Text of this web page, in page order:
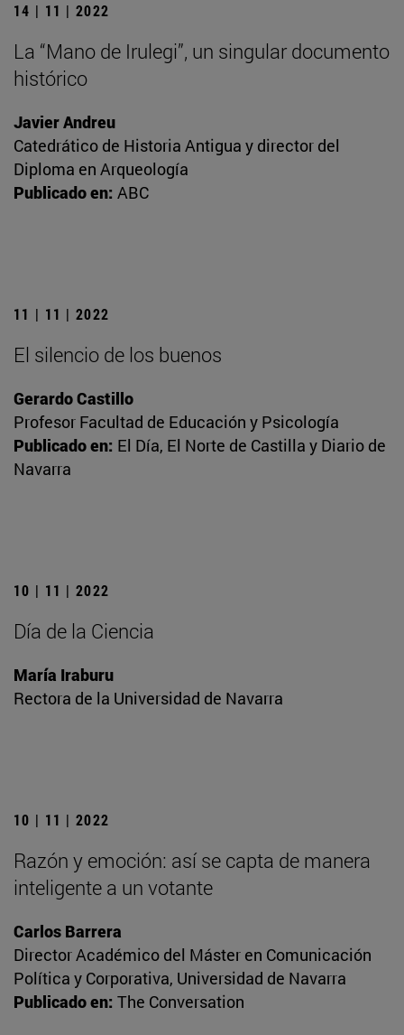
14 | 11 | 2022
La “Mano de Irulegi”, un singular documento
histórico
Javier Andreu
Catedrático de Historia Antigua y director del
Diploma en Arqueología
Publicado en: ABC
11 | 11 | 2022
El silencio de los buenos
Gerardo Castillo
Profesor Facultad de Educación y Psicología
Publicado en: El Día, El Norte de Castilla y Diario de
Navarra
10 | 11 | 2022
Día de la Ciencia
María Iraburu
Rectora de la Universidad de Navarra
10 | 11 | 2022
Razón y emoción: así se capta de manera
inteligente a un votante
Carlos Barrera
Director Académico del Máster en Comunicación
Política y Corporativa, Universidad de Navarra
Publicado en: The Conversation